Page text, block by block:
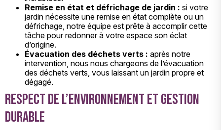
Remise en état et défrichage de jardin : si votre
jardin nécessite une remise en état complète ou un
défrichage, notre équipe est prête à accomplir cette
tâche pour redonner à votre espace son éclat
d’origine.
Évacuation des déchets verts : après notre
intervention, nous nous chargeons de l’évacuation
des déchets verts, vous laissant un jardin propre et
dégagé.
Respect de l’environnement et gestion
durable